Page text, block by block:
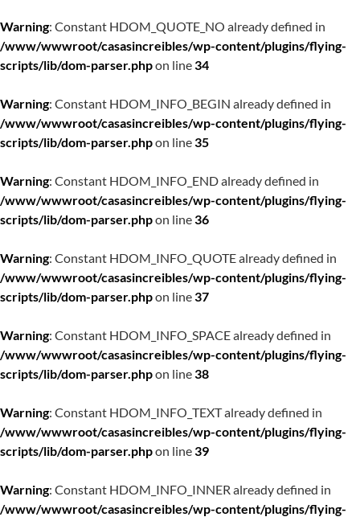
Warning: Constant HDOM_QUOTE_NO already defined in
/www/wwwroot/casasincreibles/wp-content/plugins/flying-
scripts/lib/dom-parser.phpon line34
Warning: Constant HDOM_INFO_BEGIN already defined in
/www/wwwroot/casasincreibles/wp-content/plugins/flying-
scripts/lib/dom-parser.phpon line35
Warning: Constant HDOM_INFO_END already defined in
/www/wwwroot/casasincreibles/wp-content/plugins/flying-
scripts/lib/dom-parser.phpon line36
Warning: Constant HDOM_INFO_QUOTE already defined in
/www/wwwroot/casasincreibles/wp-content/plugins/flying-
scripts/lib/dom-parser.phpon line37
Warning: Constant HDOM_INFO_SPACE already defined in
/www/wwwroot/casasincreibles/wp-content/plugins/flying-
scripts/lib/dom-parser.phpon line38
Warning: Constant HDOM_INFO_TEXT already defined in
/www/wwwroot/casasincreibles/wp-content/plugins/flying-
scripts/lib/dom-parser.phpon line39
Warning: Constant HDOM_INFO_INNER already defined in
/www/wwwroot/casasincreibles/wp-content/plugins/flying-